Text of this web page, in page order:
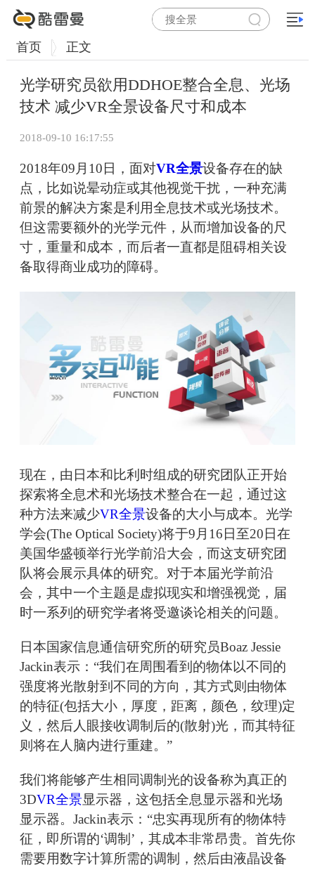
首页 正文
光学研究员欲用DDHOE整合全息、光场
技术 减少VR全景设备尺寸和成本
2018-09-10 16:17:55
2018年09月10日，面对VR全景设备存在的缺
点，比如说晕动症或其他视觉干扰，一种充满
前景的解决方案是利用全息技术或光场技术。
但这需要额外的光学元件，从而增加设备的尺
寸，重量和成本，而后者一直都是阻碍相关设
备取得商业成功的障碍。
现在，由日本和比利时组成的研究团队正开始
探索将全息术和光场技术整合在一起，通过这
种方法来减少VR全景设备的大小与成本。光学
学会(The Optical Society)将于9月16日至20日在
美国华盛顿举行光学前沿大会，而这支研究团
队将会展示具体的研究。对于本届光学前沿
会，其中一个主题是虚拟现实和增强视觉，届
时一系列的研究学者将受邀谈论相关的问题。
日本国家信息通信研究所的研究员Boaz Jessie
Jackin表示：“我们在周围看到的物体以不同的
强度将光散射到不同的方向，其方式则由物体
的特征(包括大小，厚度，距离，颜色，纹理)定
义，然后人眼接收调制后的(散射)光，而其特征
则将在人脑内进行重建。”
我们将能够产生相同调制光的设备称为真正的
3DVR全景显示器，这包括全息显示器和光场
显示器。Jackin表示：“忠实再现所有的物体特
征，即所谓的‘调制’，其成本非常昂贵。首先你
需要用数字计算所需的调制，然后由液晶设备